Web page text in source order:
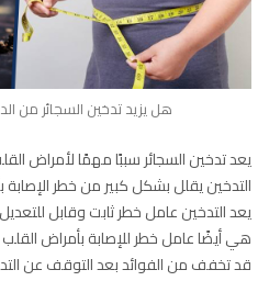
هل يزيد تدخين السجائر من
يعد تدخين السجائر سببًا مهمًا لأمراض
التدخين يقلل بشكل كبير من خطر الإصابة
يعد التدخين عامل خطر ثابت وقابل
هي أيضًا عامل خطر للإصابة بأمراض القلب
قد تخفف من الفوائد بعد التوقف عن